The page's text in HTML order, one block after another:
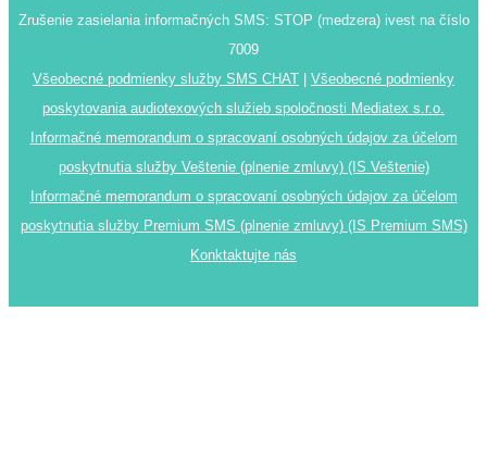
Zrušenie zasielania informačných SMS: STOP (medzera) ivest na číslo
7009
Všeobecné podmienky služby SMS CHAT | Všeobecné podmienky
poskytovania audiotexových služieb spoločnosti Mediatex s.r.o.
Informačné memorandum o spracovaní osobných údajov za účelom
poskytnutia služby Veštenie (plnenie zmluvy) (IS Veštenie)
Informačné memorandum o spracovaní osobných údajov za účelom
poskytnutia služby Premium SMS (plnenie zmluvy) (IS Premium SMS)
Konktaktujte nás